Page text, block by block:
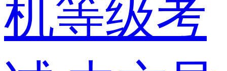
机等级考